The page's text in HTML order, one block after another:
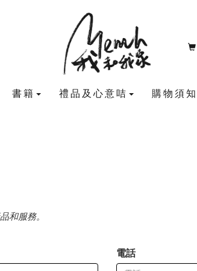
書籍 禮品及心意咭 購物須知
和服務。
電話